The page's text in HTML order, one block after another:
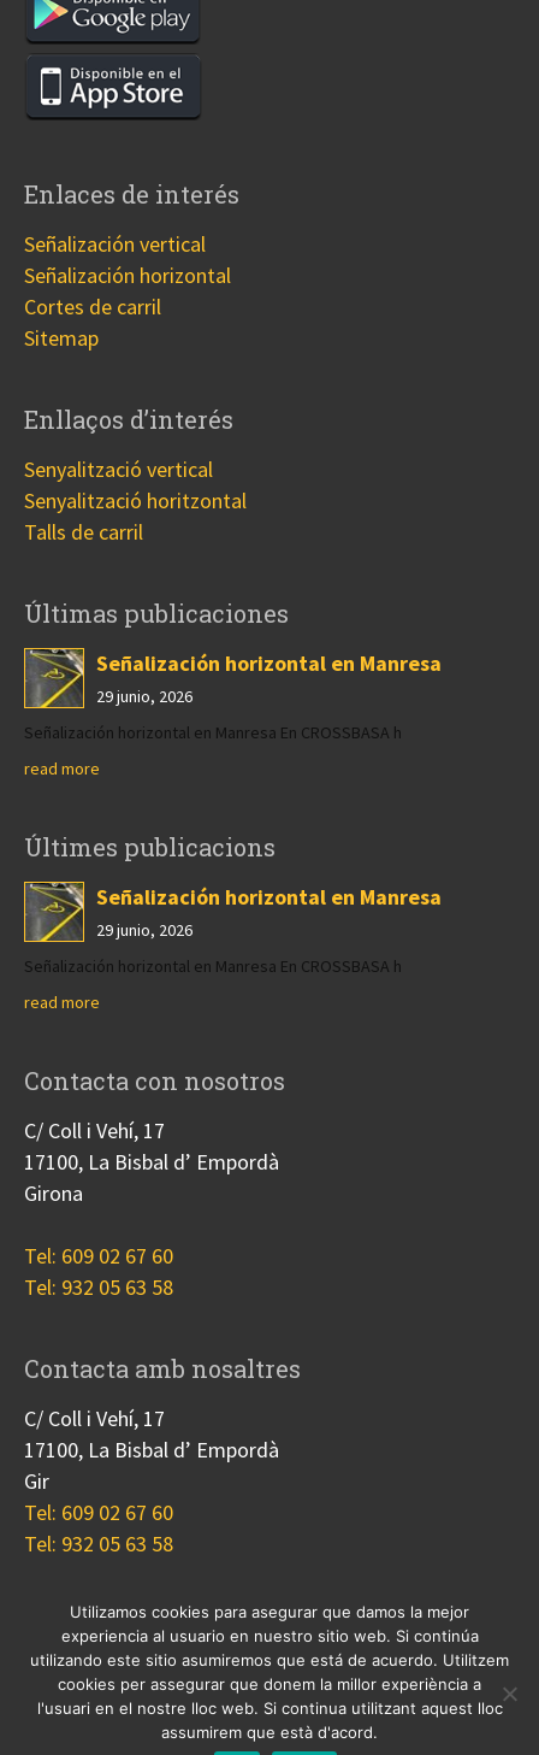
Enlaces de interés
Señalización vertical
Señalización horizontal
Cortes de carril
Sitemap
Enllaços d’interés
Senyalització vertical
Senyalització horitzontal
Talls de carril
Últimas publicaciones
Señalización horizontal en Manresa
29 junio, 2026
Señalización horizontal en Manresa En CROSSBASA h
read more
Últimes publicacions
Señalización horizontal en Manresa
29 junio, 2026
Señalización horizontal en Manresa En CROSSBASA h
read more
Contacta con nosotros
C/ Coll i Vehí, 17
17100, La Bisbal d’ Empordà
Girona
Tel: 609 02 67 60
Tel: 932 05 63 58
Contacta amb nosaltres
C/ Coll i Vehí, 17
17100, La Bisbal d’ Empordà
Gir
Tel: 609 02 67 60
Tel: 932 05 63 58
Nosotros Proyectos Blog
Contacto
Cookies
© 2017 Copyright, diseñoGuia33 SL, grupo
Utilizamos cookies para asegurar que damos la mejor
experiencia al usuario en nuestro sitio web. Si continúa
utilizando este sitio asumiremos que está de acuerdo. Utilitzem
cookies per assegurar que donem la millor experiència a
l'usuari en el nostre lloc web. Si continua utilitzant aquest lloc
assumirem que està d'acord.